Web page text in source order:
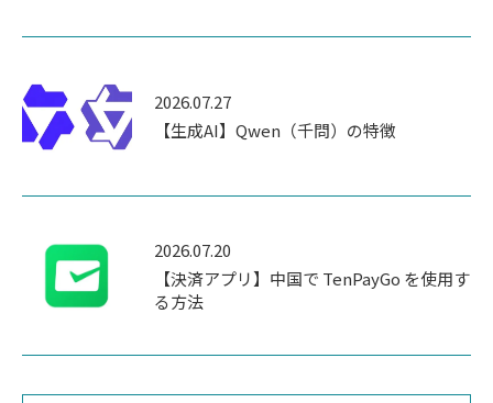
2026.07.27
【生成AI】Qwen（千問）の特徴
2026.07.20
【決済アプリ】中国で TenPayGo を使用す
る方法